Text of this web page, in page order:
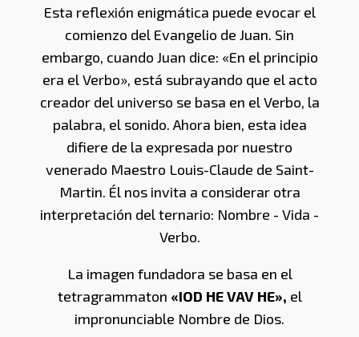
Esta reflexión enigmática puede evocar el
comienzo del Evangelio de Juan. Sin
embargo, cuando Juan dice: «En el principio
era el Verbo», está subrayando que el acto
creador del universo se basa en el Verbo, la
palabra, el sonido. Ahora bien, esta idea
difiere de la expresada por nuestro
venerado Maestro Louis-Claude de Saint-
Martin. Él nos invita a considerar otra
interpretación del ternario: Nombre - Vida -
Verbo.
La imagen fundadora se basa en el
tetragrammaton «IOD HE VAV HE», el
impronunciable Nombre de Dios.